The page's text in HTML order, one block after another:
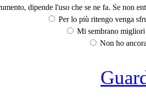
dipende l'uso che se ne fa. Se non
Per lo più ritengo venga
Mi sembrano
Non ho